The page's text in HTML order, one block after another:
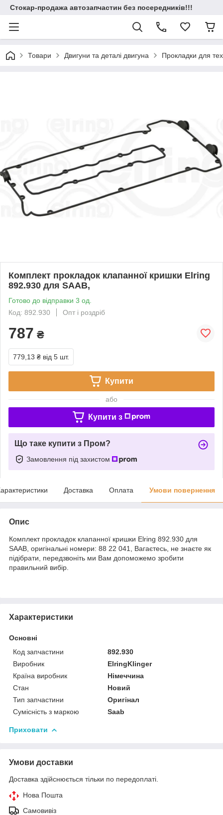
Стокар-продажа автозапчастин без посередників!!!
Товари Двигуни та деталі двигуна Прокладки для
Комплект прокладок клапанної кришки Elring
892.930 для SAAB,
Готово до відправки 3 од.
Код: 892.930
Опт і роздріб
787 ₴
779,13 ₴ від 5 шт.
Купити
або
Купити з
Що таке купити з Пром?
Замовлення під захистом
Доставка Оплата Умови повернення
Опис
Комплект прокладок клапанної кришки Elring 892.930 для
SAAB, оригінальні номери: 88 22 041, Вагаєтесь, не знаєте як
підібрати, передзвоніть ми Вам допоможемо зробити
правильний вибір.
Характеристики
Основні
Код запчастини
892.930
Виробник
ElringKlinger
Країна виробник
Німеччина
Стан
Новий
Тип запчастини
Оригінал
Сумісність з маркою
Saab
Приховати
Умови доставки
Доставка здійснюється тільки по передоплаті.
Нова Пошта
Самовивіз